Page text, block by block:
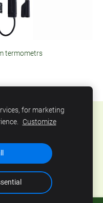
termometrs
Latvija. Tel.: +371
for marketing
Customize